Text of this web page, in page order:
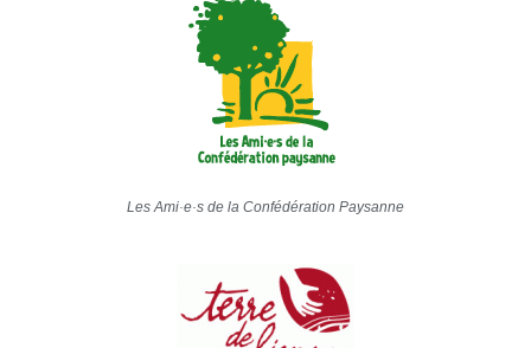
Les Ami·e·s de la Confédération Paysanne